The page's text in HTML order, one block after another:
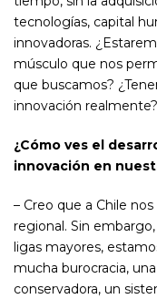
tecnologías, capital
innovadoras.
músculo que nos
que buscamos?
innovación realmente?
¿Cómo ves el
innovación en
– Creo que a Chile
regional. Sin
ligas mayores,
mucha burocracia,
conservadora, un